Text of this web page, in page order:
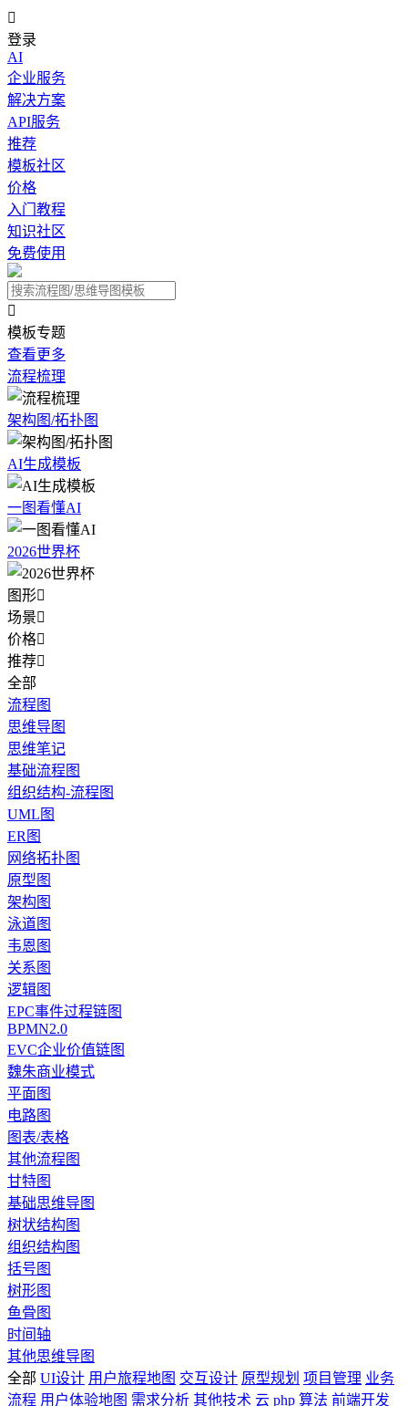

登录
AI
企业服务
解决方案
API服务
推荐
模板社区
价格
入门教程
知识社区
免费使用

模板专题
查看更多
流程梳理
架构图/拓扑图
AI生成模板
一图看懂AI
2026世界杯
图形
场景
价格
推荐
全部
流程图
思维导图
思维笔记
基础流程图
组织结构-流程图
UML图
ER图
网络拓扑图
原型图
架构图
泳道图
韦恩图
关系图
逻辑图
EPC事件过程链图
BPMN2.0
EVC企业价值链图
魏朱商业模式
平面图
电路图
图表/表格
其他流程图
甘特图
基础思维导图
树状结构图
组织结构图
括号图
树形图
鱼骨图
时间轴
其他思维导图
全部 UI设计 用户旅程地图 交互设计 原型规划 项目管理 业务
流程 用户体验地图 需求分析 其他技术 云 php 算法 前端开发